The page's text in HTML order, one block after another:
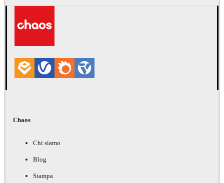
Chaos
Chi siamo
Blog
Stampa